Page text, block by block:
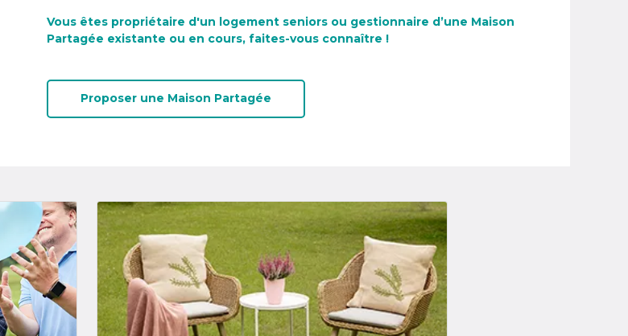
Vous êtes propriétaire d'un logement seniors ou gestionnaire d’une Maison
Partagée existante ou en cours, faites-vous connaître !
Proposer une Maison Partagée